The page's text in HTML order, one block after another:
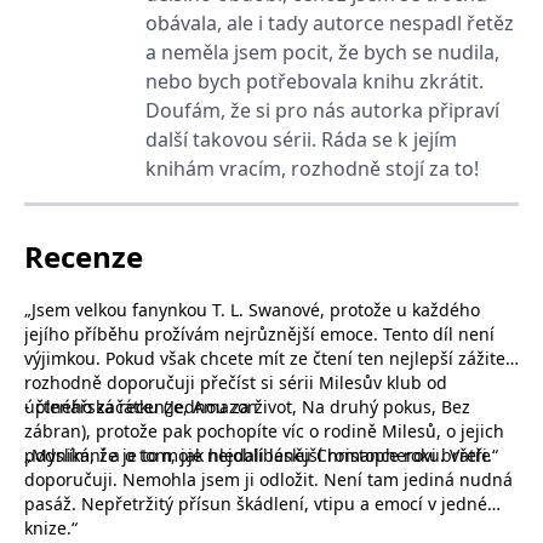
obávala, ale i tady autorce nespadl řetěz
a neměla jsem pocit, že bych se nudila,
nebo bych potřebovala knihu zkrátit.
Doufám, že si pro nás autorka připraví
další takovou sérii. Ráda se k jejím
knihám vracím, rozhodně stojí za to!
Recenze
„Jsem velkou fanynkou T. L. Swanové, protože u každého
jejího příběhu prožívám nejrůznější emoce. Tento díl není
výjimkou. Pokud však chcete mít ze čtení ten nejlepší zážitek,
rozhodně doporučuji přečíst si sérii Milesův klub od
úplného začátku (Jednou za život, Na druhý pokus, Bez
zábran), protože pak pochopíte víc o rodině Milesů, o jejich
podnikání a o tom, jak hledali lásku Christopherovi bratři.“
- čtenářská recenze, Amazon
„Myslím, že je to moje nejoblíbenější romance roku. Vřele
doporučuji. Nemohla jsem ji odložit. Není tam jediná nudná
pasáž. Nepřetržitý přísun škádlení, vtipu a emocí v jedné
knize.“
Meta Platform
Inc.
poskytování řady
reklamních produktů,
jako je nabízení cen v
reálném čase od
inzerentů třetích stran.
Corporation
.c.bing.com
1 rok
Toto je cookie první
strany společnosti
Microsoft MSN, které
zajišťuje správné
stránky.
Corporation
jakoukoli reklamu,
kterou koncový uživatel
mohl vidět před
návštěvou uvedeného
webu.
__utmzzses
Google LLC
.grada.cz
Zavřením
prohlížeče
Parametry UTM
používané pro reklamu /
sledování pomocí
Google Analytics
_uetsid
Microsoft
Corporation
1 den
Tento soubor cookie
používá společnost Bing